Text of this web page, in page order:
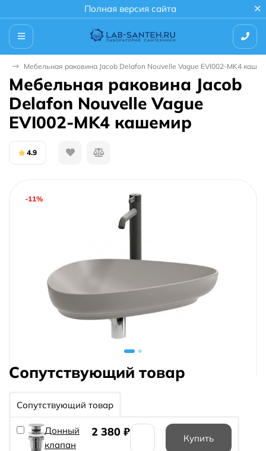
Полная версия сайта
Мебельная раковина Jacob Delafon Nouvelle Vague EVI002-MK4
Мебельная раковина Jacob
Delafon Nouvelle Vague
EVI002-MK4 кашемир
4.9
-11%
Сопутствующий товар
Сопутствующий товар
Донный
клапан
2 380 ₽